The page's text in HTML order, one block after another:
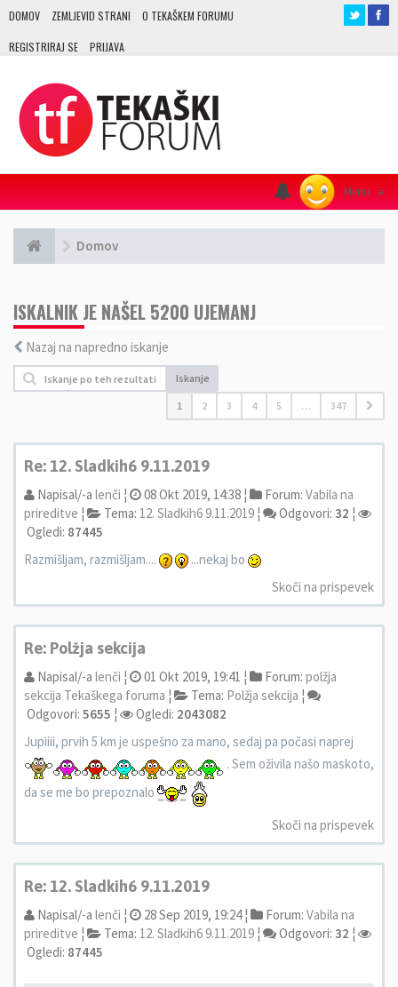
DOMOV ZEMLJEVID STRANI O TEKAŠKEM FORUMU
REGISTRIRAJ SE PRIJAVA
Menu ≡
Domov
ISKALNIK JE NAŠEL 5200 UJEMANJ
Nazaj na napredno iskanje
Iskanje
1 2 3 4 5 … 347
Re: 12. Sladkih6 9.11.2019
Napisal/-a lenči ¦ 08 Okt 2019, 14:38 ¦ Forum: Vabila na
prireditve ¦ Tema: 12. Sladkih6 9.11.2019 ¦ Odgovori: 32 ¦
Ogledi: 87445
Razmišljam, razmišljam....
...nekaj bo
Skoči na prispevek
Re: Polžja sekcija
Napisal/-a lenči ¦ 01 Okt 2019, 19:41 ¦ Forum: polžja
sekcija Tekaškega foruma ¦ Tema: Polžja sekcija ¦
Odgovori: 5655 ¦ Ogledi: 2043082
Jupiiii, prvih 5 km je uspešno za mano, sedaj pa počasi naprej
. Sem oživila našo maskoto,
da se me bo prepoznalo
Skoči na prispevek
Re: 12. Sladkih6 9.11.2019
Napisal/-a lenči ¦ 28 Sep 2019, 19:24 ¦ Forum: Vabila na
prireditve ¦ Tema: 12. Sladkih6 9.11.2019 ¦ Odgovori: 32 ¦
Ogledi: 87445